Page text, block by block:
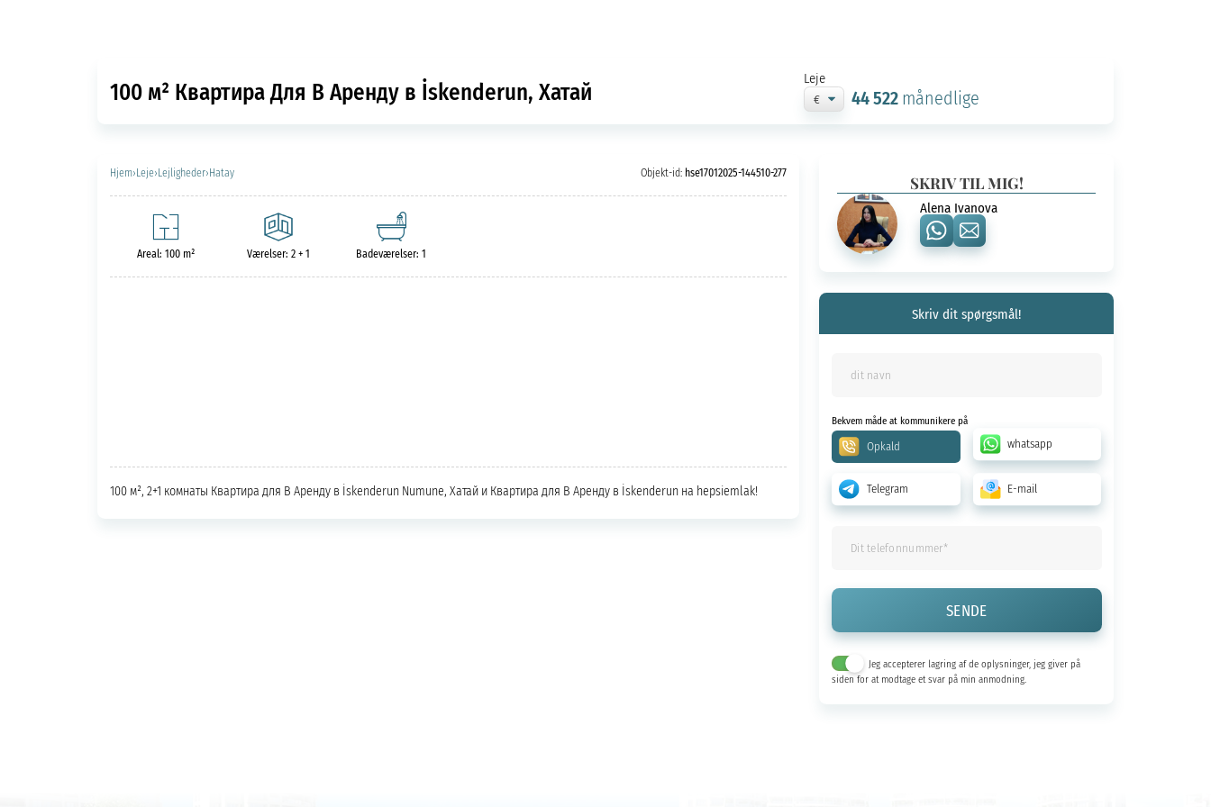
100 м² Квартира Для В Аренду в İskenderun, Хатай Leje
44 522månedlige
Hjem›Leje›Lejligheder›Hatay Objekt-id: hse17012025-144510-277
Areal: 100 m² Værelser: 2 + 1 Badeværelser: 1
100 м², 2+1 комнаты Квартира для В Аренду в İskenderun Numune, Хатай и Квартира для В Аренду в İskenderun на hepsiemlak!
SKRIV TIL MIG!
Alena Ivanova
Skriv dit spørgsmål!
Bekvem måde at kommunikere på
Opkald whatsapp
Telegram E-mail
Jeg accepterer lagring af de oplysninger, jeg giver på
siden for at modtage et svar på min anmodning.